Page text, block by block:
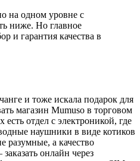
на одном уровне с
ниже. Но главное
и гарантия качества в
и тоже искала подарок для
магазин Mumuso в торговом
отдел с электроникой, где
наушники в виде котиков
разумные, а качество
онлайн через